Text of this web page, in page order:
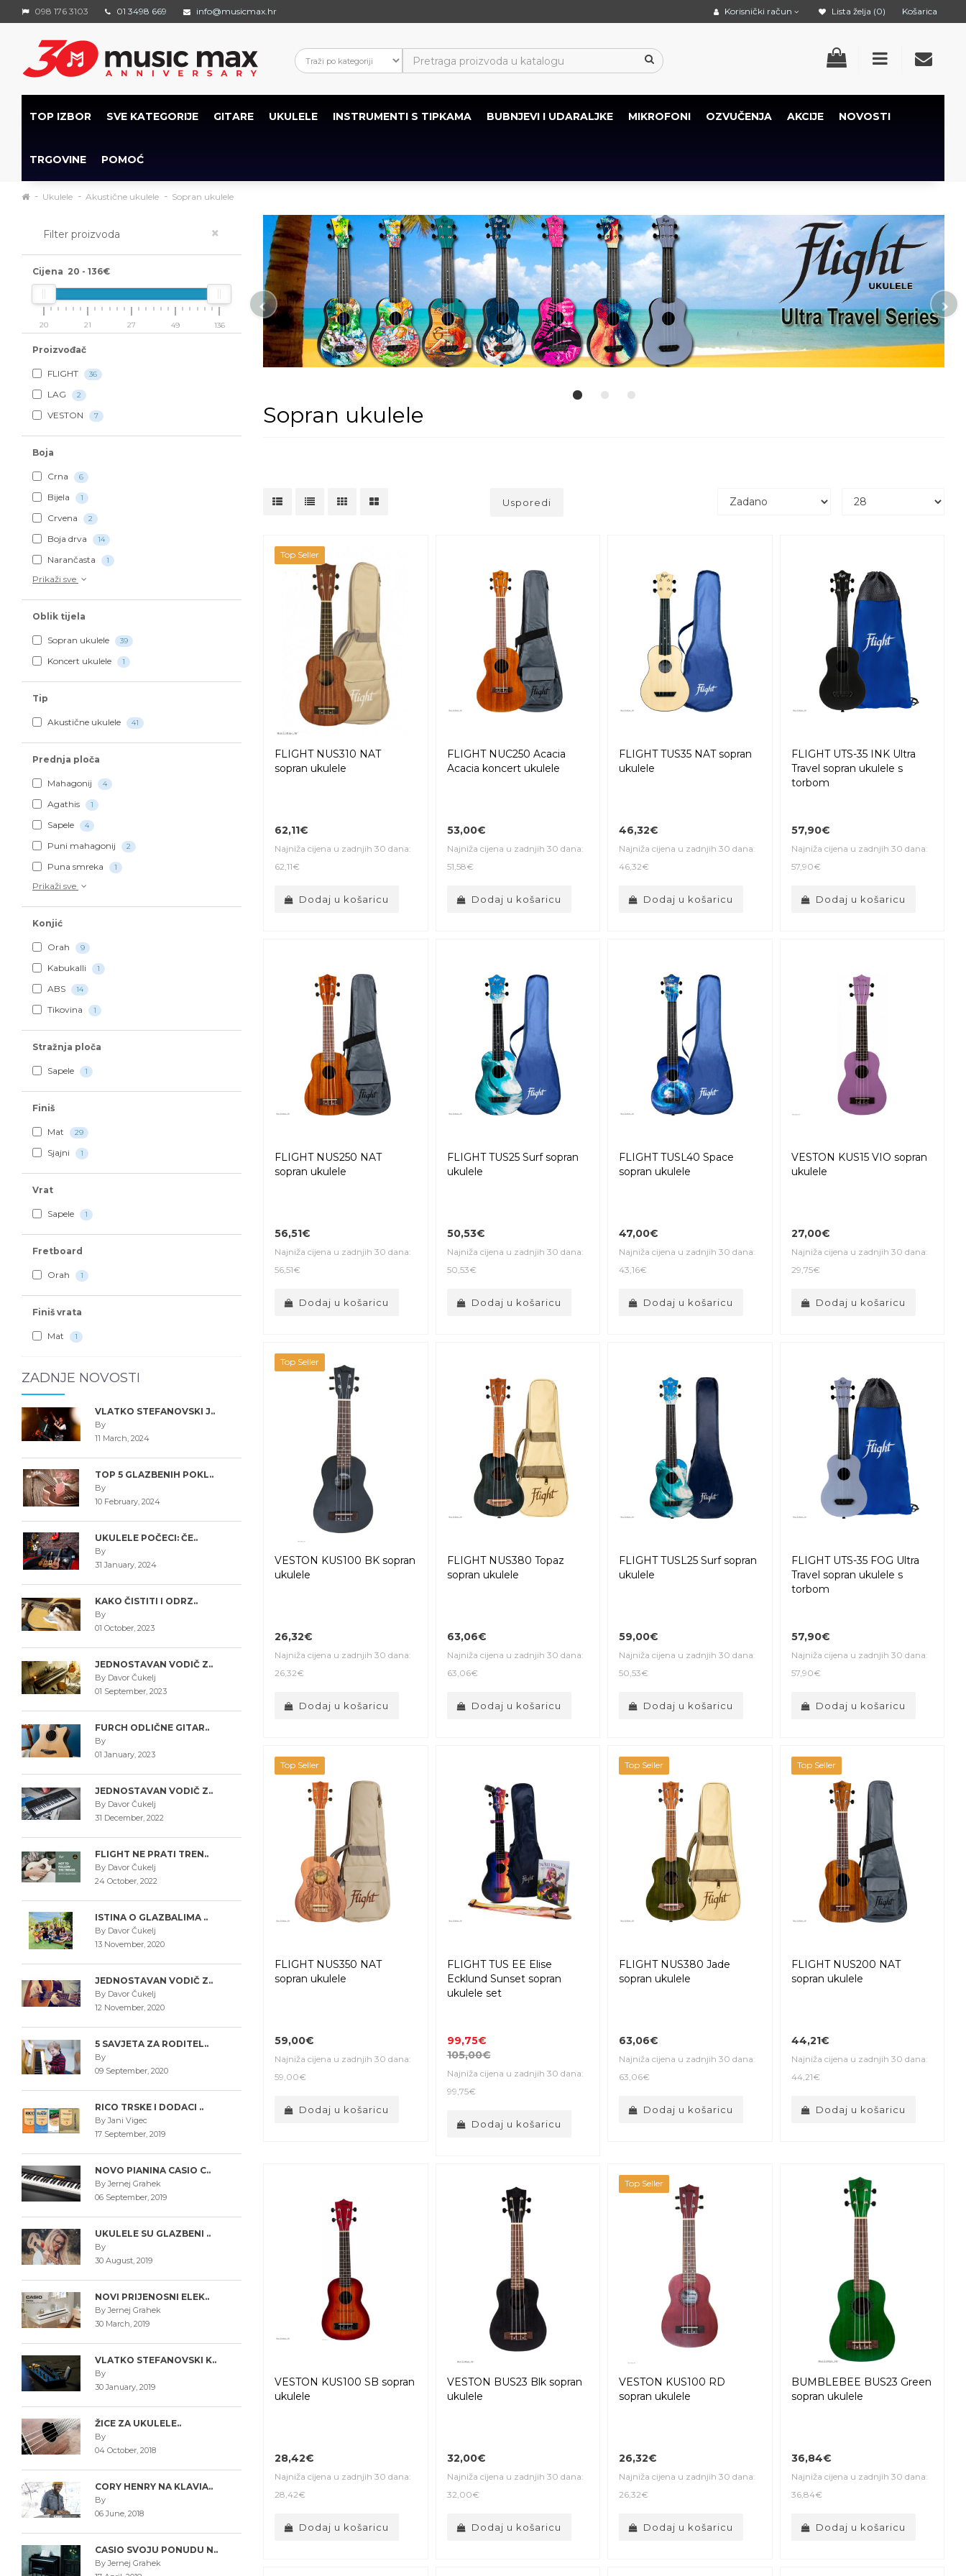
098 176 3103 01 3498 669 info@musicmax.hr Korisnički račun Lista želja (0) Košarica
TOP IZBOR SVE KATEGORIJE GITARE UKULELE INSTRUMENTI S TIPKAMA BUBNJEVI I UDARALJKE MIKROFONI OZVUČENJA AKCIJE NOVOSTI
TRGOVINE POMOĆ
Ukulele Akustične ukulele Sopran ukulele
Filter proizvoda ×
Cijena 20 - 136€
20 21 27 49 136
Proizvođač
FLIGHT 36
LAG 2
VESTON 7
Boja
Crna 6
Bijela 1
Crvena 2
Boja drva 14
Narančasta 1
Prikaži sve
Oblik tijela
Sopran ukulele 39
Koncert ukulele 1
Tip
Akustične ukulele 41
Prednja ploča
Mahagonij 4
Agathis 1
Sapele 4
Puni mahagonij 2
Puna smreka 1
Prikaži sve
Konjić
Orah 9
Kabukalli 1
ABS 14
Tikovina 1
Stražnja ploča
Sapele 1
Finiš
Mat 29
Sjajni 1
Vrat
Sapele 1
Fretboard
Orah 1
Finiš vrata
Mat 1
ZADNJE NOVOSTI
VLATKO STEFANOVSKI J..
By
11 March, 2024
TOP 5 GLAZBENIH POKL..
By
10 February, 2024
UKULELE POČECI: ČE..
By
31 January, 2024
KAKO ČISTITI I ODRZ..
By
01 October, 2023
JEDNOSTAVAN VODIČ Z..
By Davor Čukelj
01 September, 2023
FURCH ODLIČNE GITAR..
By
01 January, 2023
JEDNOSTAVAN VODIČ Z..
By Davor Čukelj
31 December, 2022
FLIGHT NE PRATI TREN..
By Davor Čukelj
24 October, 2022
ISTINA O GLAZBALIMA ..
By Davor Čukelj
13 November, 2020
JEDNOSTAVAN VODIČ Z..
By Davor Čukelj
12 November, 2020
5 SAVJETA ZA RODITEL..
By
09 September, 2020
RICO TRSKE I DODACI ..
By Jani Vigec
17 September, 2019
NOVO PIANINA CASIO C..
By Jernej Grahek
06 September, 2019
UKULELE SU GLAZBENI ..
By
30 August, 2019
NOVI PRIJENOSNI ELEK..
By Jernej Grahek
30 March, 2019
VLATKO STEFANOVSKI K..
By
30 January, 2019
ŽICE ZA UKULELE..
By
04 October, 2018
CORY HENRY NA KLAVIA..
By
06 June, 2018
CASIO SVOJU PONUDU N..
By Jernej Grahek
Sopran ukulele
Usporedi
Top Seller
FLIGHT NUS310 NAT
sopran ukulele
62,11€
Najniža cijena u zadnjih 30 dana:
62,11€
Dodaj u košaricu
FLIGHT NUC250 Acacia
Acacia koncert ukulele
53,00€
Najniža cijena u zadnjih 30 dana:
51,58€
Dodaj u košaricu
FLIGHT TUS35 NAT sopran
ukulele
46,32€
Najniža cijena u zadnjih 30 dana:
46,32€
Dodaj u košaricu
FLIGHT UTS-35 INK Ultra
Travel sopran ukulele s
torbom
57,90€
Najniža cijena u zadnjih 30 dana:
57,90€
Dodaj u košaricu
FLIGHT NUS250 NAT
sopran ukulele
56,51€
Najniža cijena u zadnjih 30 dana:
56,51€
Dodaj u košaricu
FLIGHT TUS25 Surf sopran
ukulele
50,53€
Najniža cijena u zadnjih 30 dana:
50,53€
Dodaj u košaricu
FLIGHT TUSL40 Space
sopran ukulele
47,00€
Najniža cijena u zadnjih 30 dana:
43,16€
Dodaj u košaricu
VESTON KUS15 VIO sopran
ukulele
27,00€
Najniža cijena u zadnjih 30 dana:
29,75€
Dodaj u košaricu
Top Seller
VESTON KUS100 BK sopran
ukulele
26,32€
Najniža cijena u zadnjih 30 dana:
26,32€
Dodaj u košaricu
FLIGHT NUS380 Topaz
sopran ukulele
63,06€
Najniža cijena u zadnjih 30 dana:
63,06€
Dodaj u košaricu
FLIGHT TUSL25 Surf sopran
ukulele
59,00€
Najniža cijena u zadnjih 30 dana:
50,53€
Dodaj u košaricu
FLIGHT UTS-35 FOG Ultra
Travel sopran ukulele s
torbom
57,90€
Najniža cijena u zadnjih 30 dana:
57,90€
Dodaj u košaricu
Top Seller
FLIGHT NUS350 NAT
sopran ukulele
59,00€
Najniža cijena u zadnjih 30 dana:
59,00€
Dodaj u košaricu
FLIGHT TUS EE Elise
Ecklund Sunset sopran
ukulele set
99,75€
105,00€
Najniža cijena u zadnjih 30 dana:
99,75€
Dodaj u košaricu
Top Seller
FLIGHT NUS380 Jade
sopran ukulele
63,06€
Najniža cijena u zadnjih 30 dana:
63,06€
Dodaj u košaricu
Top Seller
FLIGHT NUS200 NAT
sopran ukulele
44,21€
Najniža cijena u zadnjih 30 dana:
44,21€
Dodaj u košaricu
VESTON KUS100 SB sopran
ukulele
28,42€
Najniža cijena u zadnjih 30 dana:
28,42€
Dodaj u košaricu
VESTON BUS23 Blk sopran
ukulele
32,00€
Najniža cijena u zadnjih 30 dana:
32,00€
Dodaj u košaricu
Top Seller
VESTON KUS100 RD
sopran ukulele
26,32€
Najniža cijena u zadnjih 30 dana:
26,32€
Dodaj u košaricu
BUMBLEBEE BUS23 Green
sopran ukulele
36,84€
Najniža cijena u zadnjih 30 dana:
36,84€
Dodaj u košaricu